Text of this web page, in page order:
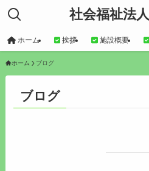
社会福祉法
ホーム 挨拶 施設概要
ホーム ブログ
ブログ